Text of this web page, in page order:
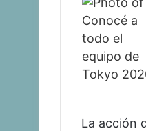
La acción